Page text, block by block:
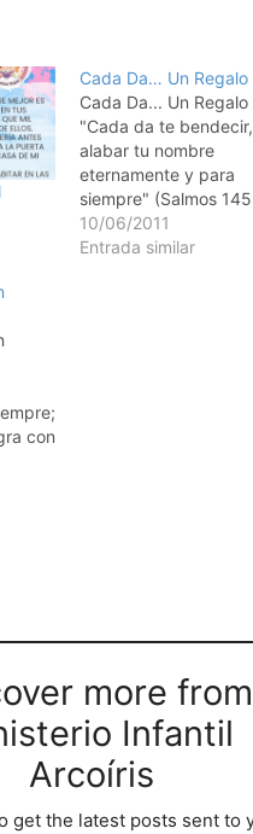
Cada Da… Un Regalo
Cada Da... Un Regalo
"Cada da te
alabar tu nombre
eternamente y para
siempre" (Salmos
Un hombre, del
Yowa,Estados Unidos,
10/06/2011
Entrada similar
con
more from
Infantil
Arcoíris
get the latest posts sent to